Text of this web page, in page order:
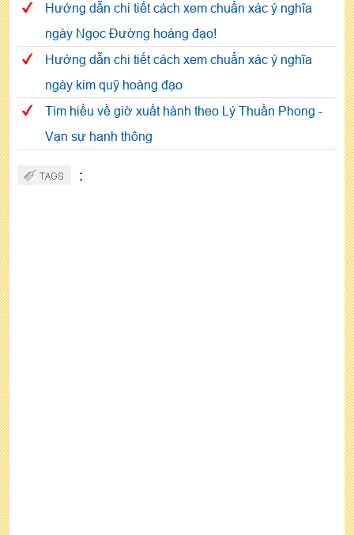
Hướng dẫn chi tiết cách xem chuẩn xác ý nghĩa
ngày Ngọc Đường hoàng đạo!
Hướng dẫn chi tiết cách xem chuẩn xác ý nghĩa
ngày kim quỹ hoàng đạo
Tìm hiểu về giờ xuất hành theo Lý Thuần Phong -
Vạn sự hanh thông
: